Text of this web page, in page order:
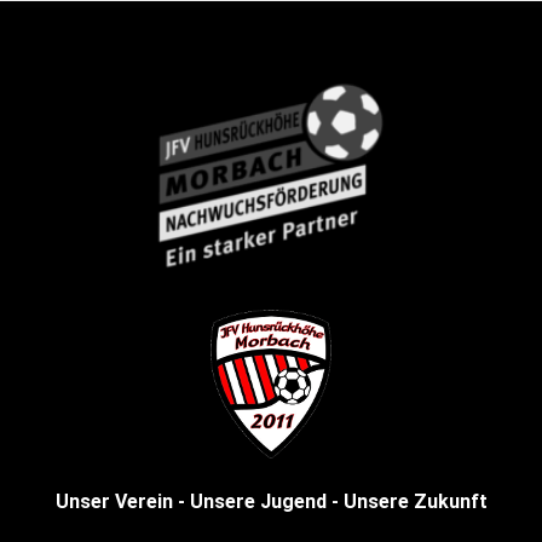
Unser Verein - Unsere Jugend - Unsere Zukunft